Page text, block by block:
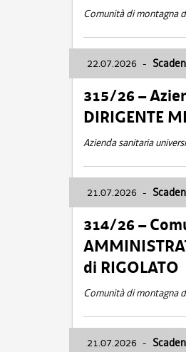
Comunità di montagna
22.07.2026 -
315/26 –
DIRIGENTE
Azienda sanitaria
21.07.2026 -
314/26 –
di RIGOLATO
Comunità di montagna
21.07.2026 -